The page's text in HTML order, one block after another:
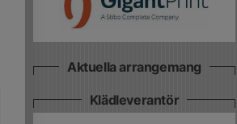
Aktuella arrangemang
Klädleverantör